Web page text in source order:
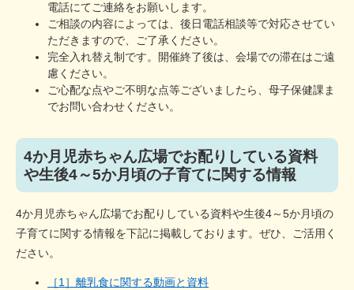
電話にてご連絡をお願いします。
ご相談の内容によっては、後日電話相談等で対応させてい
ただきますので、ご了承ください。
完全入れ替え制です。開催終了後は、会場での滞在はご遠
慮ください。
ご心配な点やご不明な点等ございましたら、母子保健課ま
でお問い合わせください。
4か月児赤ちゃん広場でお配りしている資料
や生後4～5か月頃の子育てに関する情報
4か月児赤ちゃん広場でお配りしている資料や生後4～5か月頃の
子育てに関する情報を下記に掲載しております。ぜひ、ご活用く
ださい。
［1］離乳食に関する動画と資料